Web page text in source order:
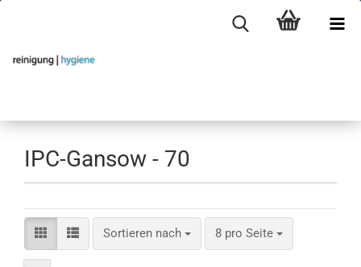
IPC-Gansow - 70
Sortieren nach
Sortieren nach 8 pro Seite
pro Seite